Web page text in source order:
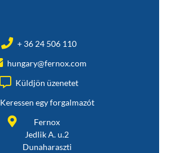
+ 36 24 506 110
hungary@fernox.com
Küldjön üzenetet
Keressen egy forgalmazót
Fernox
Jedlik A. u.2
Dunaharaszti